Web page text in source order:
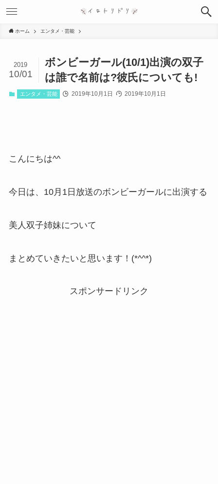
ホーム エンタメ・芸能
ボンビーガール(10/1)出演の双子
は誰で名前は?彼氏についても!
2019
10/01
エンタメ・芸能 2019年10月1日 2019年10月1日
こんにちは^^
今日は、10月1日放送のボンビーガールに出演する
美人双子姉妹について
まとめていきたいと思います！(*^^*)
スポンサードリンク